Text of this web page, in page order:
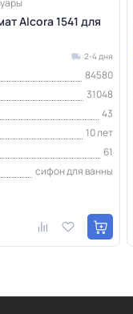
Alcora 1541 для
2-4 дня
84580
31048
43
10 лет
61
сифон для ванны